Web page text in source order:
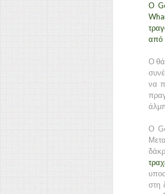
Ο
από
Ο
να
Ο
στη